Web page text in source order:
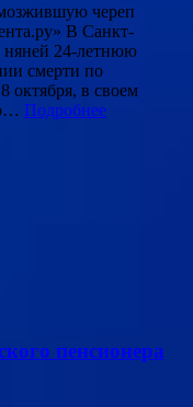
череп
В Санкт-
няней 24-летнюю
смерти по
октября, в своем
Подробнее
пенсионера